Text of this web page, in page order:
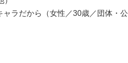
ャラだから（女性／30歳／団体・公